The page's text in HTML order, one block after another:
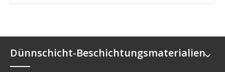
Dünnschicht-Beschichtungsmaterialien